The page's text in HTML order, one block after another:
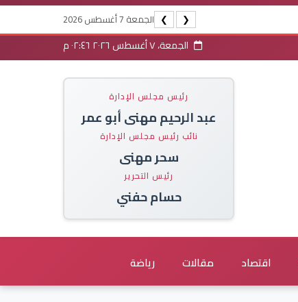
❮
❯ الجمعة 7 أغسطس 2026
الجمعة، ٧ أغسطس ٢٠٢٦ ٠٢:٤٦ م
رئيس مجلس الإدارة
عبد الرحيم مهنى أبو عمر
نائب رئيس مجلس الإدارة
سحر مهنى
رئيس التحرير
حسام حفني
اقتصاد مقالات رياضة